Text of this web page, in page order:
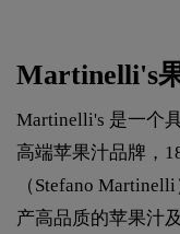
Martinelli's
Martinelli's 是一个
高端苹果汁品牌，
（Stefano
产高品质的苹果汁